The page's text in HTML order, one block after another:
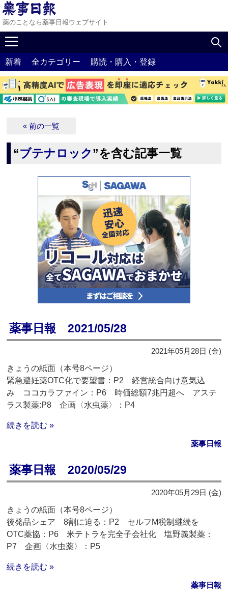
薬のことなら薬事日報ウェブサイト
新着 全カテゴリー 購読・購入・登録
« 前の一覧
“ブテナロック”を含む記事一覧
薬事日報 2021/05/28
2021年05月28日 (金)
きょうの紙面（本号8ページ）
緊急避妊薬OTC化で要望書：P2 経営統合向け意気込
み ココカラファイン：P6 時価総額7兆円超へ アステ
ラス製薬:P8 企画〈水虫薬〉：P4
続きを読む »
薬事日報
薬事日報 2020/05/29
2020年05月29日 (金)
きょうの紙面（本号8ページ）
後発品シェア 8割に迫る：P2 セルフM税制継続を
OTC薬協：P6 米テトラを完全子会社化 塩野義製薬：
P7 企画〈水虫薬〉：P5
続きを読む »
薬事日報